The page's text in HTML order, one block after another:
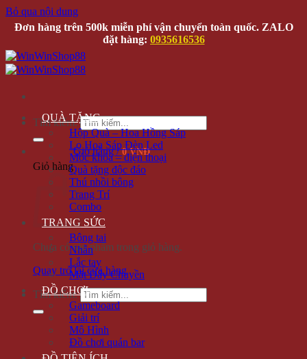
Bỏ qua nội dung
Đơn hàng trên 500k miễn phí vận chuyển toàn quốc. ZALO
đặt hàng: 0935616536
Tìm kiếm:
Giỏ hàng /0 VNĐ
Giỏ hàng
Chưa có sản phẩm trong giỏ hàng.
Quay trở lại cửa hàng
Tìm kiếm:
QUÀ TẶNG
Hộp Quà – Hoa Hồng Sáp
Lọ Hoa Sáp Đèn Led
Móc khóa – điện thoại
Quà tặng độc đáo
Thú nhồi bông
Trang Trí
Combo
TRANG SỨC
Bông tai
Nhẫn
Lắc tay
Mặt Dây Chuyền
ĐỒ CHƠI
Gameboard
Giải trí
Mô Hình
Đồ chơi quán bar